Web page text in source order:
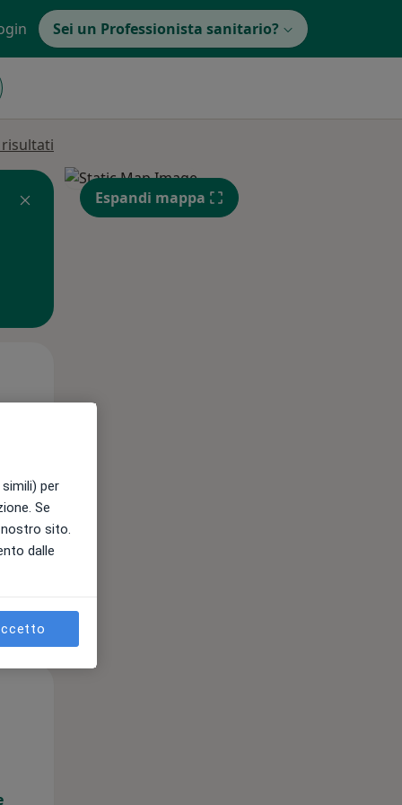
Sei un Professionista sanitario?
Espandi mappa
per
Se
sito.
dalle